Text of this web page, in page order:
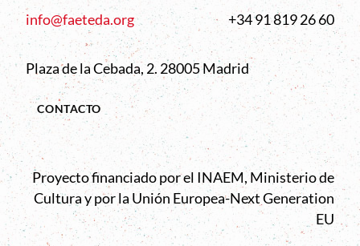
info@faeteda.org +34 91 819 26 60
Plaza de la Cebada, 2. 28005 Madrid
CONTACTO
Proyecto financiado por el INAEM, Ministerio de
Cultura y por la Unión Europea-Next Generation
EU